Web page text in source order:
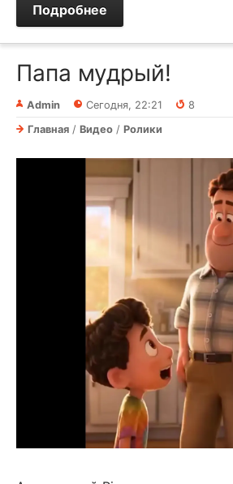
Подробнее
Папа мудрый!⁠
Admin Сегодня, 22:21
8
Главная / Видео / Ролики